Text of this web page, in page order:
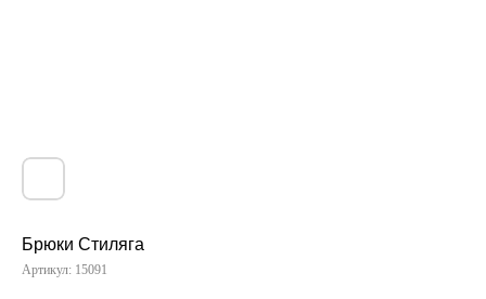
Брюки Стиляга
Артикул: 15091